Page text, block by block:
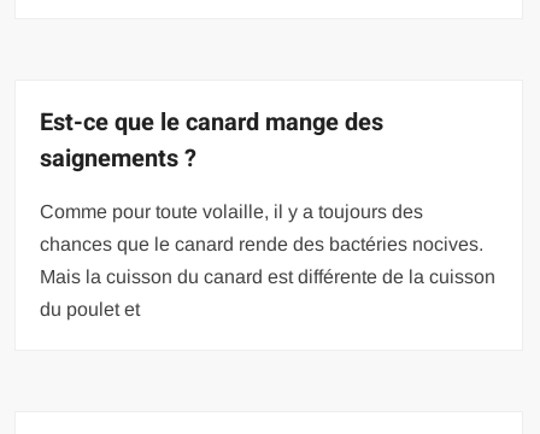
Est-ce que le canard mange des
saignements ?
Comme pour toute volaille, il y a toujours des
chances que le canard rende des bactéries nocives.
Mais la cuisson du canard est différente de la cuisson
du poulet et